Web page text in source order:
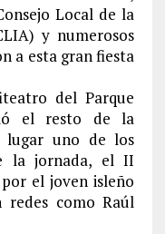
Local de la
y numerosos
a esta gran fiesta
del Parque
el resto de la
lugar uno de los
la jornada, el II
el joven isleño
redes como Raúl